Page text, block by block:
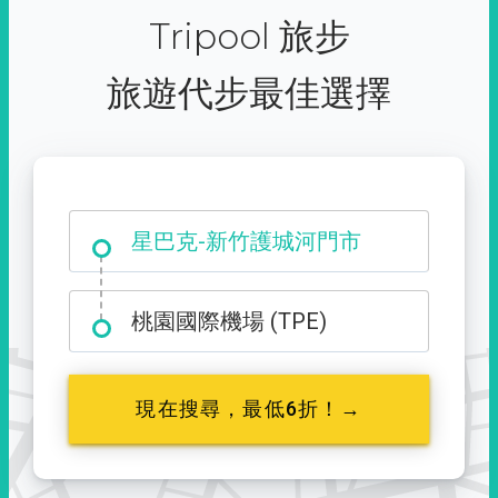
Tripool 旅步
旅遊代步最佳選擇
星巴克-新竹護城河門市
大霸尖山登山口
桃園國際機場 (TPE)
現在搜尋，最低6折！→